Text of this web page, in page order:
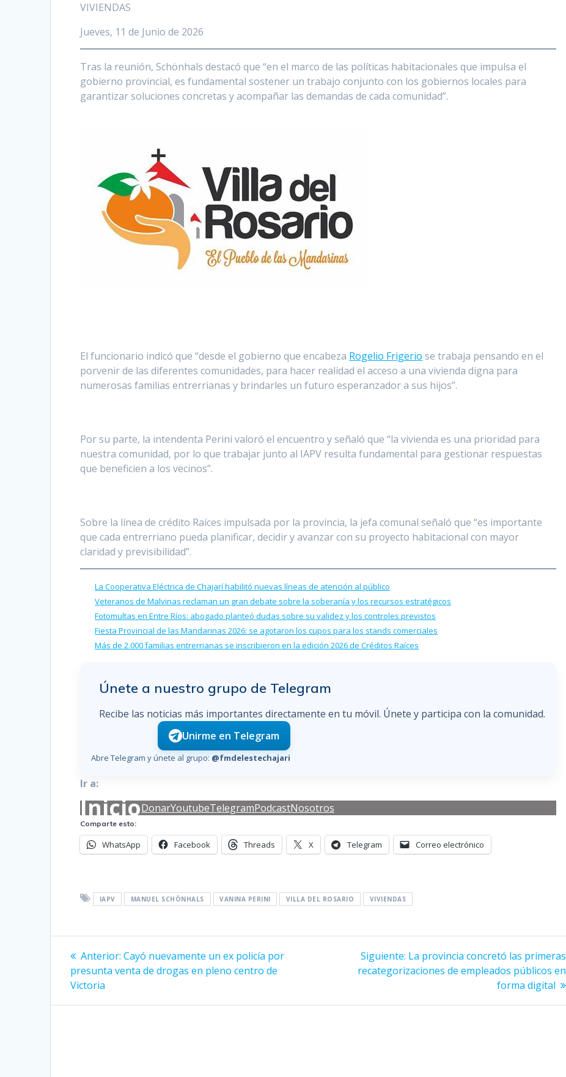
VIVIENDAS
Jueves, 11 de Junio de 2026
Tras la reunión, Schönhals destacó que “en el marco de las políticas habitacionales que impulsa el
gobierno provincial, es fundamental sostener un trabajo conjunto con los gobiernos locales para
garantizar soluciones concretas y acompañar las demandas de cada comunidad”.
El funcionario indicó que “desde el gobierno que encabeza Rogelio Frigerio se trabaja pensando en el
porvenir de las diferentes comunidades, para hacer realidad el acceso a una vivienda digna para
numerosas familias entrerrianas y brindarles un futuro esperanzador a sus hijos”.
Por su parte, la intendenta Perini valoró el encuentro y señaló que “la vivienda es una prioridad para
nuestra comunidad, por lo que trabajar junto al IAPV resulta fundamental para gestionar respuestas
que beneficien a los vecinos”.
Sobre la línea de crédito Raíces impulsada por la provincia, la jefa comunal señaló que “es importante
que cada entrerriano pueda planificar, decidir y avanzar con su proyecto habitacional con mayor
claridad y previsibilidad”.
La Cooperativa Eléctrica de Chajarí habilitó nuevas líneas de atención al público
Veteranos de Malvinas reclaman un gran debate sobre la soberanía y los recursos estratégicos
Fotomultas en Entre Ríos: abogado planteó dudas sobre su validez y los controles previstos
Fiesta Provincial de las Mandarinas 2026: se agotaron los cupos para los stands comerciales
Más de 2.000 familias entrerrianas se inscribieron en la edición 2026 de Créditos Raíces
Únete a nuestro grupo de Telegram
Recibe las noticias más importantes directamente en tu móvil. Únete y participa con la comunidad.
Unirme en Telegram
Abre Telegram y únete al grupo: @fmdelestechajari
Ir a:
InicioDonarYoutubeTelegramPodcastNosotros
Comparte esto:
WhatsApp Facebook Threads X Telegram Correo electrónico
IAPV MANUEL SCHÖNHALS VANINA PERINI VILLA DEL ROSARIO VIVIENDAS
Navegación
de
entradas
Anterior: Entrada
anterior:
Cayó nuevamente un ex policía por
presunta venta de drogas en pleno centro de
Victoria
Siguiente: Siguiente
entrada:
La provincia concretó las primeras
recategorizaciones de empleados públicos en
forma digital